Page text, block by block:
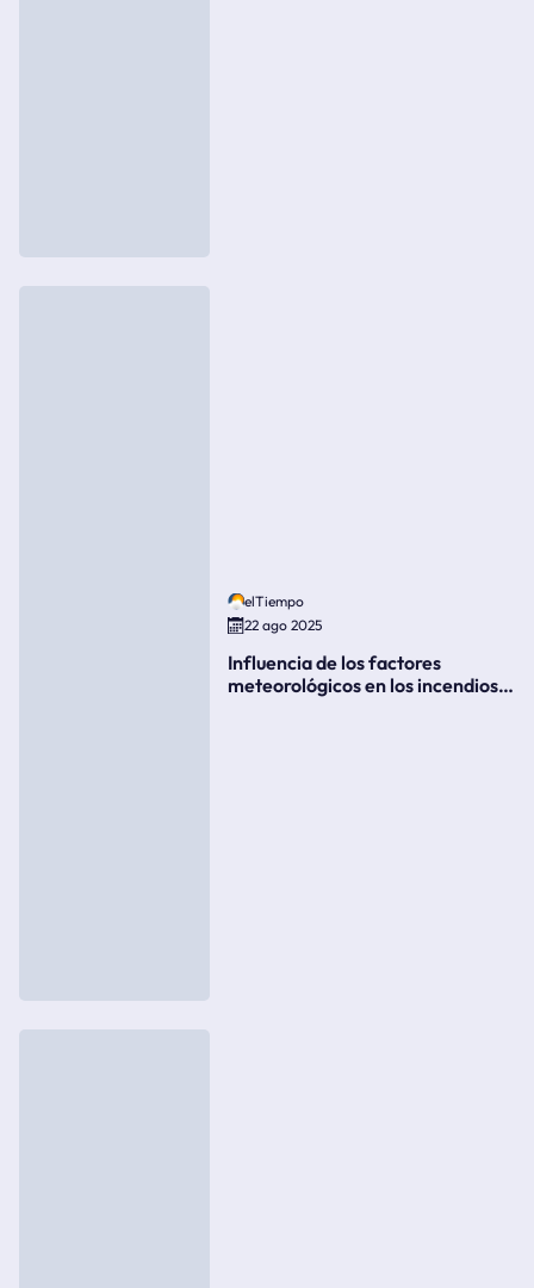
elTiempo
22 ago 2025
Influencia de los factores
meteorológicos en los incendios